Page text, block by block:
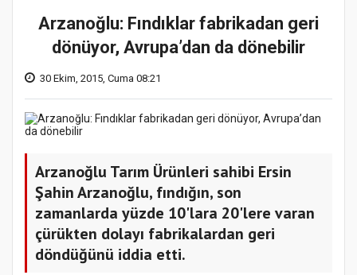
Arzanoğlu: Fındıklar fabrikadan geri
dönüyor, Avrupa’dan da dönebilir
30 Ekim, 2015, Cuma 08:21
Arzanoğlu Tarım Ürünleri sahibi Ersin
Şahin Arzanoğlu, fındığın, son
zamanlarda yüzde 10'lara 20'lere varan
çürükten dolayı fabrikalardan geri
döndüğünü iddia etti.